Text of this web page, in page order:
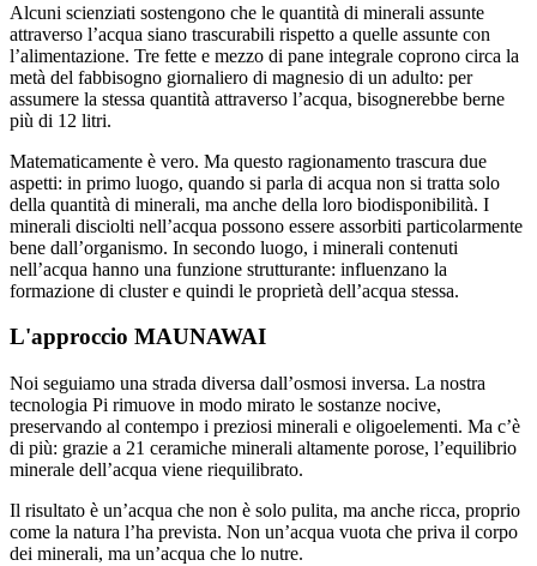
Alcuni scienziati sostengono che le quantità di minerali assunte
attraverso l’acqua siano trascurabili rispetto a quelle assunte con
l’alimentazione. Tre fette e mezzo di pane integrale coprono circa la
metà del fabbisogno giornaliero di magnesio di un adulto: per
assumere la stessa quantità attraverso l’acqua, bisognerebbe berne
più di 12 litri.
Matematicamente è vero. Ma questo ragionamento trascura due
aspetti: in primo luogo, quando si parla di acqua non si tratta solo
della quantità di minerali, ma anche della loro biodisponibilità. I
minerali disciolti nell’acqua possono essere assorbiti particolarmente
bene dall’organismo. In secondo luogo, i minerali contenuti
nell’acqua hanno una funzione strutturante: influenzano la
formazione di cluster e quindi le proprietà dell’acqua stessa.
L'approccio MAUNAWAI
Noi seguiamo una strada diversa dall’osmosi inversa. La nostra
tecnologia Pi rimuove in modo mirato le sostanze nocive,
preservando al contempo i preziosi minerali e oligoelementi. Ma c’è
di più: grazie a 21 ceramiche minerali altamente porose, l’equilibrio
minerale dell’acqua viene riequilibrato.
Il risultato è un’acqua che non è solo pulita, ma anche ricca, proprio
come la natura l’ha prevista. Non un’acqua vuota che priva il corpo
dei minerali, ma un’acqua che lo nutre.